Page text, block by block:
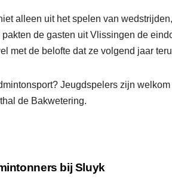
alleen uit het spelen van
de gasten uit Vlissingen de
met de belofte dat ze volgend jaar
Jeugdspelers zijn
de Bakwetering.
bij Sluyk